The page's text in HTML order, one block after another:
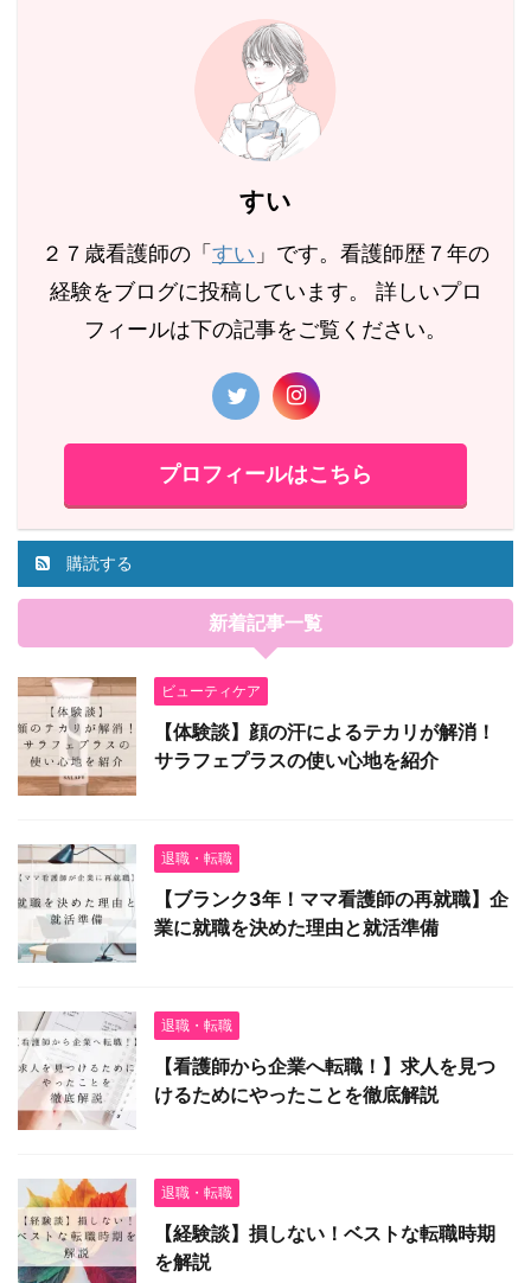
すい
２７歳看護師の「すい 」です。看護師歴７年の
経験をブログに投稿しています。 詳しいプロ
フィールは下の記事をご覧ください。
プロフィールはこちら
購読する
新着記事一覧
ビューティケア
【体験談】顔の汗によるテカリが解消！
サラフェプラスの使い心地を紹介
退職・転職
【ブランク3年！ママ看護師の再就職】企
業に就職を決めた理由と就活準備
退職・転職
【看護師から企業へ転職！】求人を見つ
けるためにやったことを徹底解説
退職・転職
【経験談】損しない！ベストな転職時期
を解説